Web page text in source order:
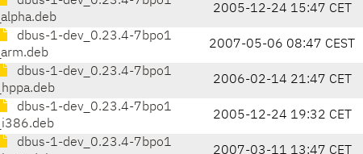
_alpha.deb
2005-12-24 15:47 CET
dbus-1-dev_0.23.4-7bpo1
_arm.deb
2007-05-06 08:47 CEST
dbus-1-dev_0.23.4-7bpo1
_hppa.deb
2006-02-14 21:47 CET
dbus-1-dev_0.23.4-7bpo1
_i386.deb
2005-12-24 19:32 CET
dbus-1-dev_0.23.4-7bpo1
2007-03-11 13:47 CET